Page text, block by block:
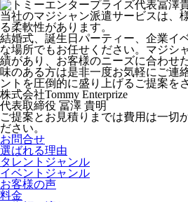
当社のマジシャン派遣サービスは、
る柔軟性があります。
結婚式、誕生日パーティー、企業イ
な場所でもお任せください。マジシ
績があり、お客様のニーズに合わせ
味のある方は是非一度お気軽にご連
ントを圧倒的に盛り上げるご提案を
株式会社Tommy Enterprize
代表取締役 冨澤 貴明
ご提案とお見積りまでは費用は一切
ださい。
お問合せ
選ばれる理由
タレントジャンル
イベントジャンル
お客様の声
料金